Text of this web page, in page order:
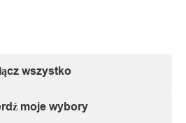
gospodarczym (zgodnie
Sikorski |Adres:
wszystko
moje wybory